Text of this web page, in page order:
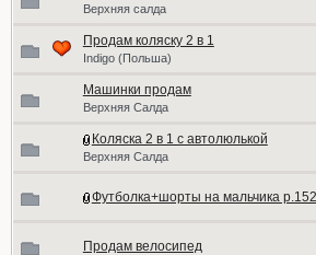
Верхняя салда
Продам коляску 2 в 1
Indigo (Польша)
Машинки продам
Верхняя Салда
Коляска 2 в 1 с автолюлькой
Верхняя Салда
Футболка+шорты на мальчика р.152
Продам велосипед